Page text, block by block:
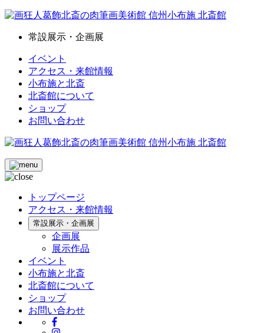
常設展示・企画展
イベント
アクセス・来館情報
小布施と北斎
北斎館について
ショップ
お問い合わせ
トップページ
アクセス・来館情報
常設展示・企画展
企画展
展示作品
イベント
小布施と北斎
北斎館について
ショップ
お問い合わせ